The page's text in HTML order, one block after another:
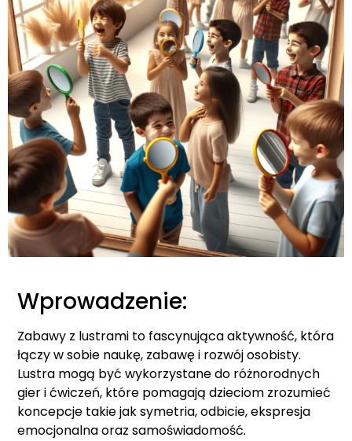
Wprowadzenie:
Zabawy z lustrami to fascynująca aktywność, która
łączy w sobie naukę, zabawę i rozwój osobisty.
Lustra mogą być wykorzystane do różnorodnych
gier i ćwiczeń, które pomagają dzieciom zrozumieć
koncepcje takie jak symetria, odbicie, ekspresja
emocjonalna oraz samoświadomość.